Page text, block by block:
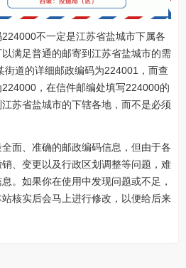
不一定是江苏省盐城市下属各
满足普通的邮寄到江苏省盐城市的需
街道的详细邮政编码为224001，而查
，在信件邮编处填写224000的
苏省盐城市的下辖各地，而不是必须
面、准确的邮政编码信息，但由于各
、变更以及行政区划调整等问题，难
。如果你在使用中发现问题或不足，
核实后会马上进行修改，以便给后来